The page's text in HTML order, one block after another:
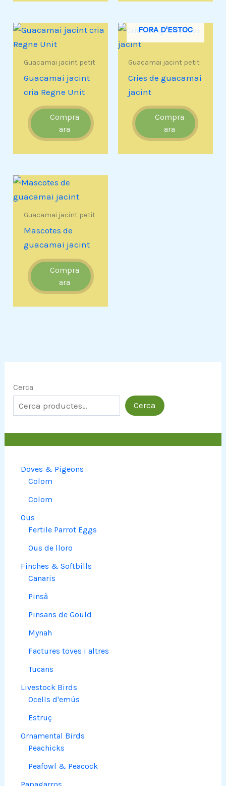
Cerca
Cerca
Doves & Pigeons
Colom
Colom
Ous
Fertile Parrot Eggs
Ous de lloro
Finches & Softbills
Canaris
Pinsà
Pinsans de Gould
Mynah
Factures toves i altres
Tucans
Livestock Birds
Ocells d'emús
Estruç
Ornamental Birds
Peachicks
Peafowl & Peacock
Guacamai jacint petit
Guacamai jacint
cria Regne Unit
Compra
ara
FORA D'ESTOC
Guacamai jacint petit
Cries de guacamai
jacint
Compra
ara
Guacamai jacint petit
Mascotes de
guacamai jacint
Compra
ara